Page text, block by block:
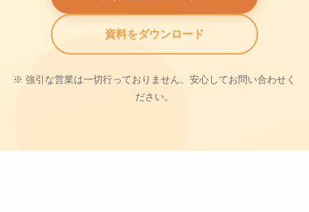
資料をダウンロード
※ 強引な営業は一切行っておりません。安心してお問い合わせく
ださい。